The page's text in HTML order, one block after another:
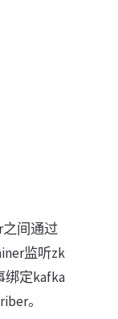
间通过
监听zk
绑定kafka
。